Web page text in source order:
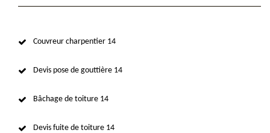
Couvreur charpentier 14
Devis pose de gouttière 14
Bâchage de toiture 14
Devis fuite de toiture 14